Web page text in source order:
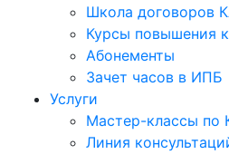
Школа договоров
Курсы повышения
Абонементы
Зачет часов в ИПБ
Услуги
Мастер-классы по
Линия